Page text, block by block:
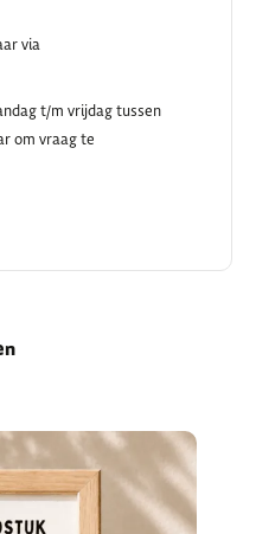
via
t/m vrijdag tussen
om vraag te